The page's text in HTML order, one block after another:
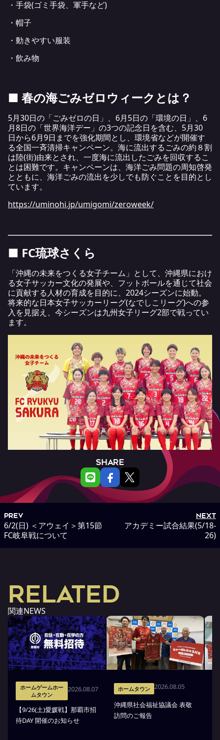
・手袋(ゴミ手袋、軍手など)
・帽子
・動きやすい服装
・飲み物
■ 春の海ごみゼロウィークとは？
5月30日の「ごみゼロの日」、6月5日の「環境の日」、6
月8日の「世界海洋デー」の3つの記念日を含む、5月30
日から6月9日までを強化期間とし、環境省などが開催す
る全国一斉清掃キャンペーン。海に流出するごみの約８割
は陸(街)由来とされ、一度海に流出したごみを回収するこ
とは困難です。キャンペーンは、海洋ごみ問題の周知啓発
とともに、海洋ごみの流出を少しでも防ぐことを目的とし
ています。
https://uminohi.jp/umigomi/zeroweek/
■ FC琉球さくら
「沖縄の未来をつくる女子チーム」として、沖縄県におけ
る女子サッカー文化の発展や、フットボールを通じて社会
に貢献する人材の育成を目的に、2024シーズンに始動。
将来的な日本女子サッカーリーグ(なでしこリーグ)への参
入を見据え、今シーズンは九州女子リーグ2部で戦ってい
ます。
SHARE
PREV
6/2(日) ＜アウェイ＞第15節
FC岐阜戦について
NEXT
アカデミー試合結果(5/18-
26)
RELATED
関連NEWS
ホームゲームホー
ムタウン
2026.08.07
【9/26(土)愛媛戦】那覇市招
待DAY 開催のお知らせ
ホームタウン 2026.08.05
沖縄県社会福祉協議会 表敬
訪問のご報告